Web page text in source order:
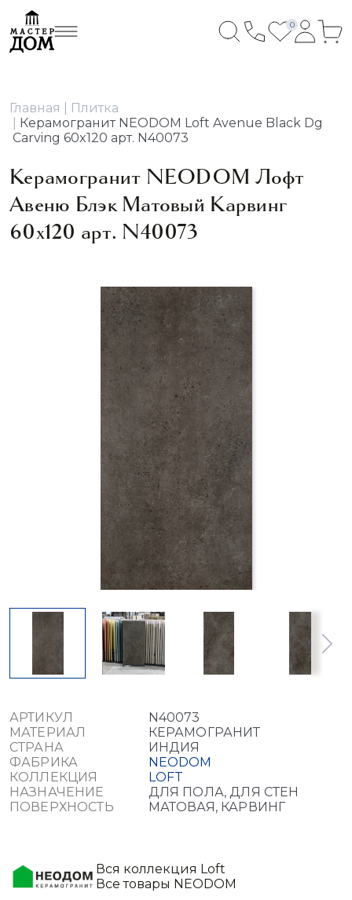
0
Главная
Плитка
Керамогранит NEODOM Loft Avenue Black Dg
Carving 60x120 арт. N40073
Керамогранит NEODOM Лофт
Авеню Блэк Матовый Карвинг
60x120 арт. N40073
АРТИКУЛ
N40073
МАТЕРИАЛ
КЕРАМОГРАНИТ
СТРАНА
ИНДИЯ
ФАБРИКА
NEODOM
КОЛЛЕКЦИЯ
LOFT
НАЗНАЧЕНИЕ
ДЛЯ ПОЛА, ДЛЯ СТЕН
ПОВЕРХНОСТЬ
МАТОВАЯ, КАРВИНГ
Вся коллекция Loft
Все товары NEODOM